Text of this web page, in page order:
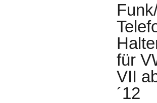
für
VII
´12